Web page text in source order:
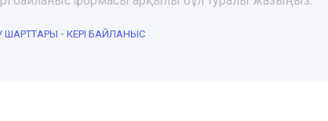
ШАРТТАРЫ • КЕРІ БАЙЛАНЫС